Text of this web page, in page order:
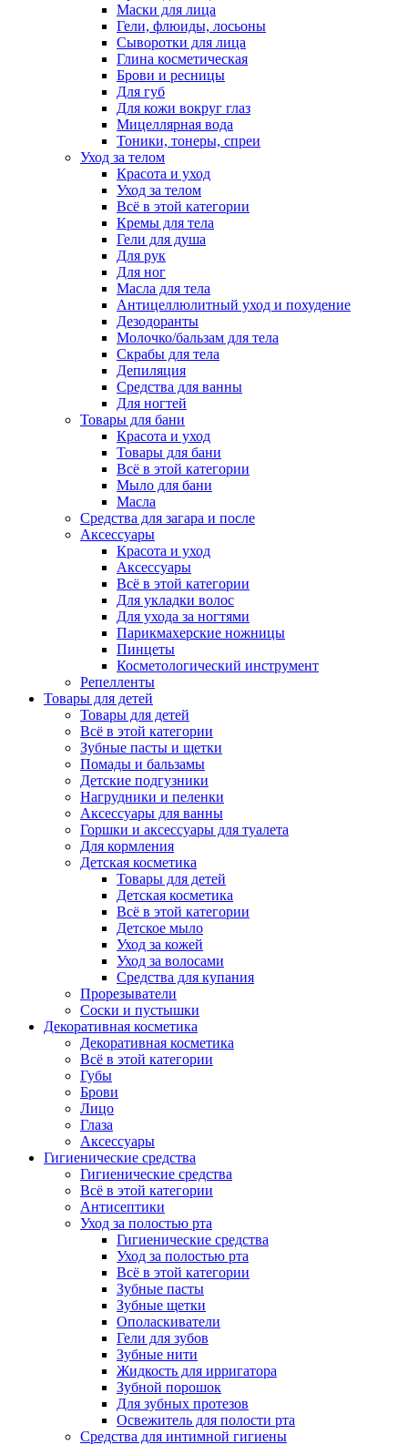
Маски для лица
Гели, флюиды, лосьоны
Сыворотки для лица
Глина косметическая
Брови и ресницы
Для губ
Для кожи вокруг глаз
Мицеллярная вода
Тоники, тонеры, спреи
Уход за телом
Красота и уход
Уход за телом
Всё в этой категории
Кремы для тела
Гели для душа
Для рук
Для ног
Масла для тела
Антицеллюлитный уход и похудение
Дезодоранты
Молочко/бальзам для тела
Скрабы для тела
Депиляция
Средства для ванны
Для ногтей
Товары для бани
Красота и уход
Товары для бани
Всё в этой категории
Мыло для бани
Масла
Средства для загара и после
Аксессуары
Красота и уход
Аксессуары
Всё в этой категории
Для укладки волос
Для ухода за ногтями
Парикмахерские ножницы
Пинцеты
Косметологический инструмент
Репелленты
Товары для детей
Товары для детей
Всё в этой категории
Зубные пасты и щетки
Помады и бальзамы
Детские подгузники
Нагрудники и пеленки
Аксессуары для ванны
Горшки и аксессуары для туалета
Для кормления
Детская косметика
Товары для детей
Детская косметика
Всё в этой категории
Детское мыло
Уход за кожей
Уход за волосами
Средства для купания
Прорезыватели
Соски и пустышки
Декоративная косметика
Декоративная косметика
Всё в этой категории
Губы
Брови
Лицо
Глаза
Аксессуары
Гигиенические средства
Гигиенические средства
Всё в этой категории
Антисептики
Уход за полостью рта
Гигиенические средства
Уход за полостью рта
Всё в этой категории
Зубные пасты
Зубные щетки
Ополаскиватели
Гели для зубов
Зубные нити
Жидкость для ирригатора
Зубной порошок
Для зубных протезов
Освежитель для полости рта
Средства для интимной гигиены